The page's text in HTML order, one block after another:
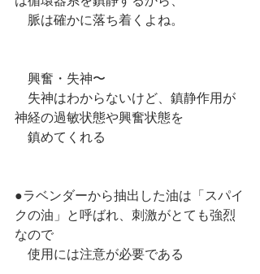
脈は確かに落ち着くよね。
興奮・失神〜
失神はわからないけど、鎮静作用が
神経の過敏状態や興奮状態を
鎮めてくれる
●ラベンダーから抽出した油は「スパイ
クの油」と呼ばれ、刺激がとても強烈
なので
使用には注意が必要である